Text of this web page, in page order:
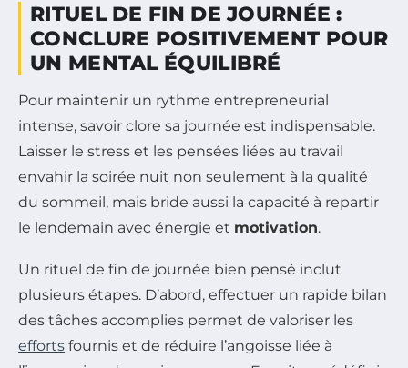
RITUEL DE FIN DE JOURNÉE :
CONCLURE POSITIVEMENT POUR
UN MENTAL ÉQUILIBRÉ
Pour maintenir un rythme entrepreneurial
intense, savoir clore sa journée est indispensable.
Laisser le stress et les pensées liées au travail
envahir la soirée nuit non seulement à la qualité
du sommeil, mais bride aussi la capacité à repartir
le lendemain avec énergie et motivation.
Un rituel de fin de journée bien pensé inclut
plusieurs étapes. D’abord, effectuer un rapide bilan
des tâches accomplies permet de valoriser les
efforts fournis et de réduire l’angoisse liée à